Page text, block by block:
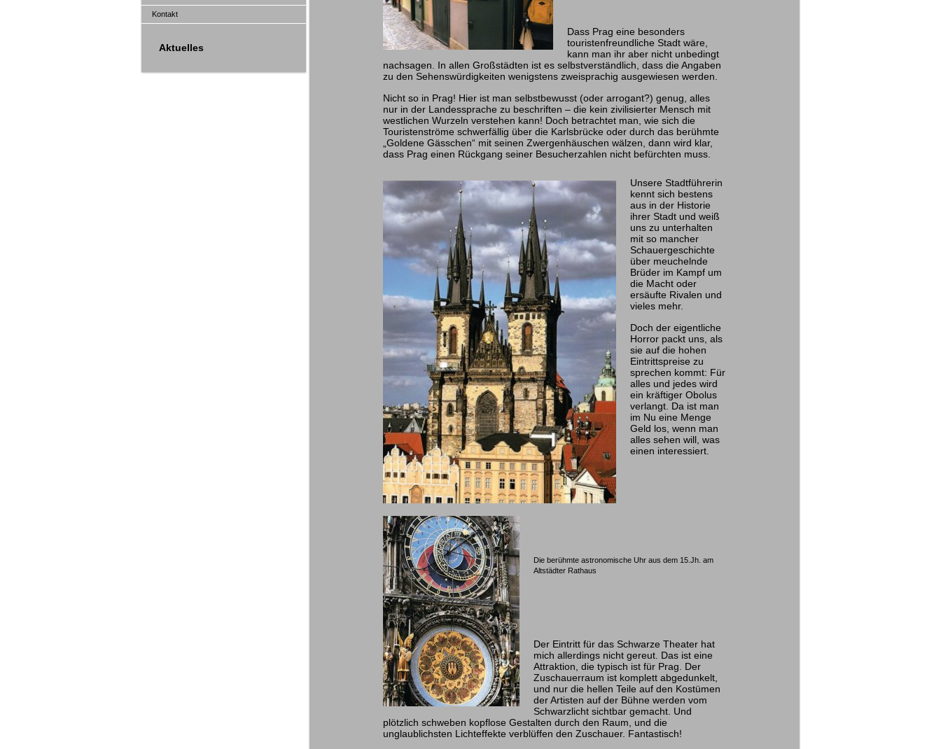
Kontakt
Aktuelles
Dass Prag eine besonders
touristenfreundliche Stadt wäre,
kann man ihr aber nicht unbedingt
nachsagen. In allen Großstädten ist es selbstverständlich, dass die Angaben
zu den Sehenswürdigkeiten wenigstens zweisprachig ausgewiesen werden.
Nicht so in Prag! Hier ist man selbstbewusst (oder arrogant?) genug, alles
nur in der Landessprache zu beschriften – die kein zivilisierter Mensch mit
westlichen Wurzeln verstehen kann! Doch betrachtet man, wie sich die
Touristenströme schwerfällig über die Karlsbrücke oder durch das berühmte
„Goldene Gässchen“ mit seinen Zwergenhäuschen wälzen, dann wird klar,
dass Prag einen Rückgang seiner Besucherzahlen nicht befürchten muss.
Unsere Stadtführerin
kennt sich bestens
aus in der Historie
ihrer Stadt und weiß
uns zu unterhalten
mit so mancher
Schauergeschichte
über meuchelnde
Brüder im Kampf um
die Macht oder
ersäufte Rivalen und
vieles mehr.
Doch der eigentliche
Horror packt uns, als
sie auf die hohen
Eintrittspreise zu
sprechen kommt: Für
alles und jedes wird
ein kräftiger Obolus
verlangt. Da ist man
im Nu eine Menge
Geld los, wenn man
alles sehen will, was
einen interessiert.
Die berühmte astronomische Uhr aus dem 15.Jh. am
Altstädter Rathaus
Der Eintritt für das Schwarze Theater hat
mich allerdings nicht gereut. Das ist eine
Attraktion, die typisch ist für Prag. Der
Zuschauerraum ist komplett abgedunkelt,
und nur die hellen Teile auf den Kostümen
der Artisten auf der Bühne werden vom
Schwarzlicht sichtbar gemacht. Und
plötzlich schweben kopflose Gestalten durch den Raum, und die
unglaublichsten Lichteffekte verblüffen den Zuschauer. Fantastisch!